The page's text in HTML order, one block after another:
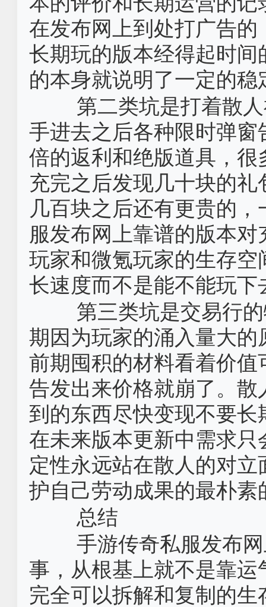
在发布网上到处打广告
长期玩的版本经得起时
的本身就说明了一定的稳
第二类坑是打着散
手进去之后各种限时弹
倍的返利和绝版道具，
充完之后发现几十块的
几百块之后还有更贵的
服发布网上靠谱的版本
玩家和微氪玩家的生存
长速度而不是能不能玩下
第三类坑是交易行
期因为玩家的涌入量大
前期囤积的材料看着价
告发出来价格就崩了。
到的东西尽快变现不要
在未来版本更新中需求
定性永远站在散人的对
护自己劳动成果的最朴素
总结
手游传奇私服发布
事，从根基上就不是靠
完全可以拆解和复制的